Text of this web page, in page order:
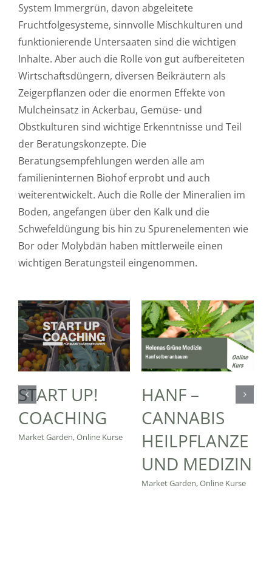
System Immergrün, davon abgeleitete
Fruchtfolgesysteme, sinnvolle Mischkulturen und
funktionierende Untersaaten sind die wichtigen
Inhalte. Aber auch die Rolle von gut aufbereiteten
Wirtschaftsdüngern, diversen Beikräutern als
Zeigerpflanzen oder die enormen Effekte von
Mulcheinsatz in Ackerbau, Gemüse- und
Obstkulturen sind wichtige Erkenntnisse und Teil
der Beratungskonzepte. Die
Beratungsempfehlungen werden alle am
familieninternen Biohof erprobt und auch
weiterentwickelt. Auch die Rolle der Mineralien im
Boden, angefangen über den Kalk und die
Schwefeldüngung bis hin zu Spurenelementen wie
Bor oder Molybdän haben mittlerweile einen
wichtigen Beratungsteil eingenommen.
START UP!
COACHING
Market Garden,Online Kurse
HANF –
CANNABIS
HEILPFLANZE
UND MEDIZIN
Market Garden,Online Kurse